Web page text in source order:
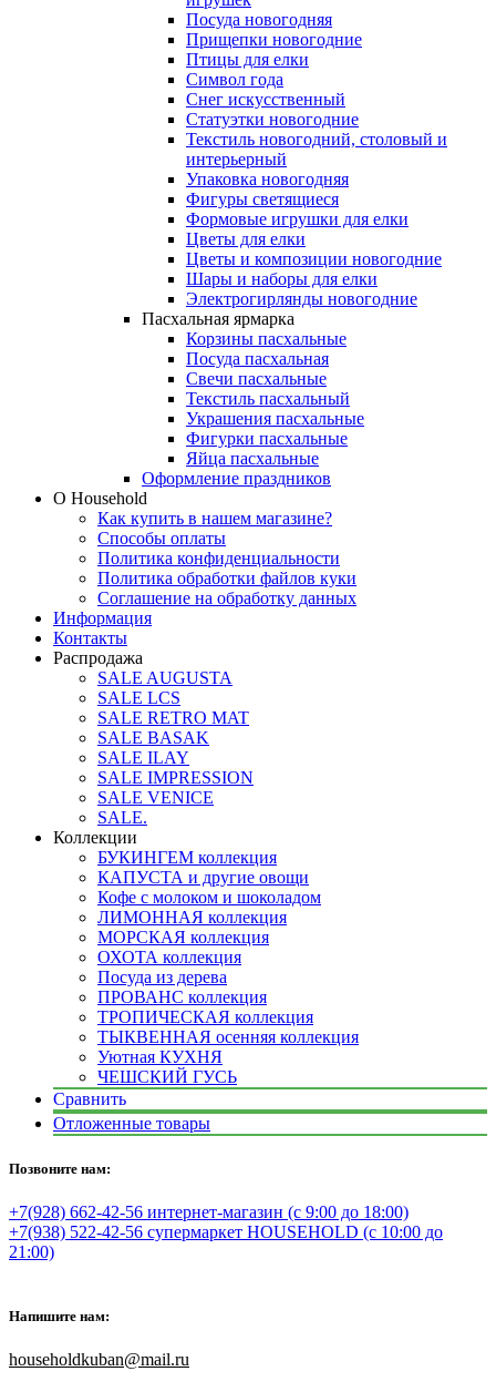
Посуда новогодняя
Прищепки новогодние
Птицы для елки
Символ года
Снег искусственный
Статуэтки новогодние
Текстиль новогодний, столовый и
интерьерный
Упаковка новогодняя
Фигуры светящиеся
Формовые игрушки для елки
Цветы для елки
Цветы и композиции новогодние
Шары и наборы для елки
Электрогирлянды новогодние
Пасхальная ярмарка
Корзины пасхальные
Посуда пасхальная
Свечи пасхальные
Текстиль пасхальный
Украшения пасхальные
Фигурки пасхальные
Яйца пасхальные
Оформление праздников
О Household
Как купить в нашем магазине?
Способы оплаты
Политика конфиденциальности
Политика обработки файлов куки
Соглашение на обработку данных
Информация
Контакты
Распродажа
SALE AUGUSTA
SALE LCS
SALE RETRO MAT
SALE BASAK
SALE ILAY
SALE IMPRESSION
SALE VENICE
SALE.
Коллекции
БУКИНГЕМ коллекция
КАПУСТА и другие овощи
Кофе с молоком и шоколадом
ЛИМОННАЯ коллекция
МОРСКАЯ коллекция
ОХОТА коллекция
Посуда из дерева
ПРОВАНС коллекция
ТРОПИЧЕСКАЯ коллекция
ТЫКВЕННАЯ осенняя коллекция
Уютная КУХНЯ
ЧЕШСКИЙ ГУСЬ
Сравнить
Отложенные товары
Позвоните нам:
+7(928) 662-42-56 интернет-магазин (с 9:00 до 18:00)
+7(938) 522-42-56 супермаркет HOUSEHOLD (с 10:00 до
21:00)
Напишите нам:
householdkuban@mail.ru